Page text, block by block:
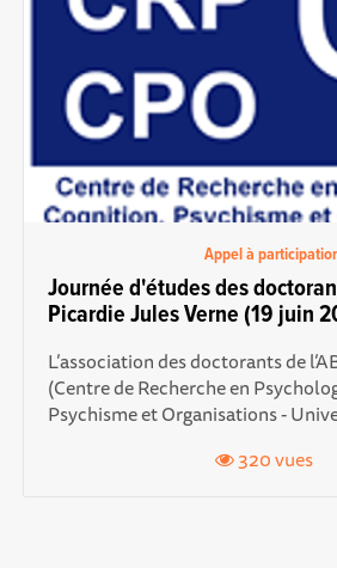
Appel à
Journée d'études des
Picardie Jules Verne (19 juin
L’association des doctorants de
(Centre de Recherche en
Psychisme et Organisations -
320 vues